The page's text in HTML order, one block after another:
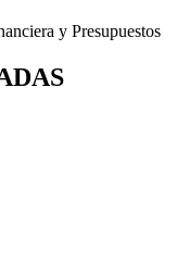
y Presupuestos